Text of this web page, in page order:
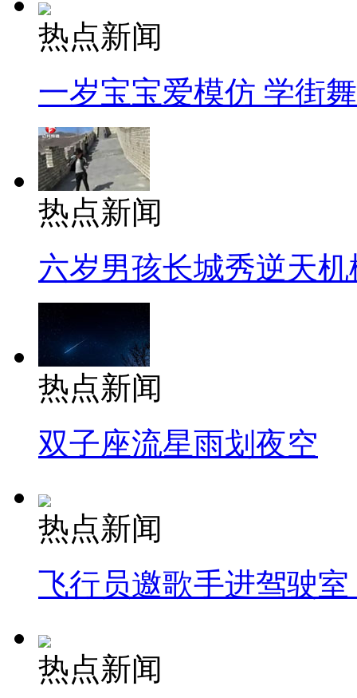
热点新闻
一岁宝宝爱模仿 学街
热点新闻
六岁男孩长城秀逆天机
热点新闻
双子座流星雨划夜空
热点新闻
飞行员邀歌手进驾驶
热点新闻